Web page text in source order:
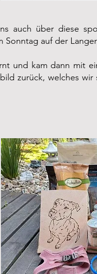
auch über diese
Sonntag auf der
und kam dann mit
zurück, welches